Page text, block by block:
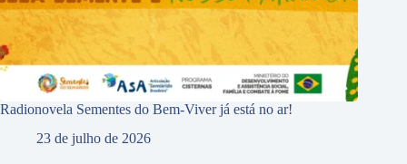
Radionovela Sementes do Bem-Viver já está no ar!
23 de julho de 2026